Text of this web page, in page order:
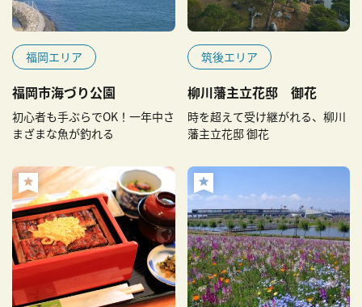
福岡エリア
福岡市海づり公園
初心者も手ぶらでOK！一年中さ
まざまな魚が釣れる
筑後エリア
柳川藩主立花邸 御花
時を超えて受け継がれる、柳川
藩主立花邸 御花